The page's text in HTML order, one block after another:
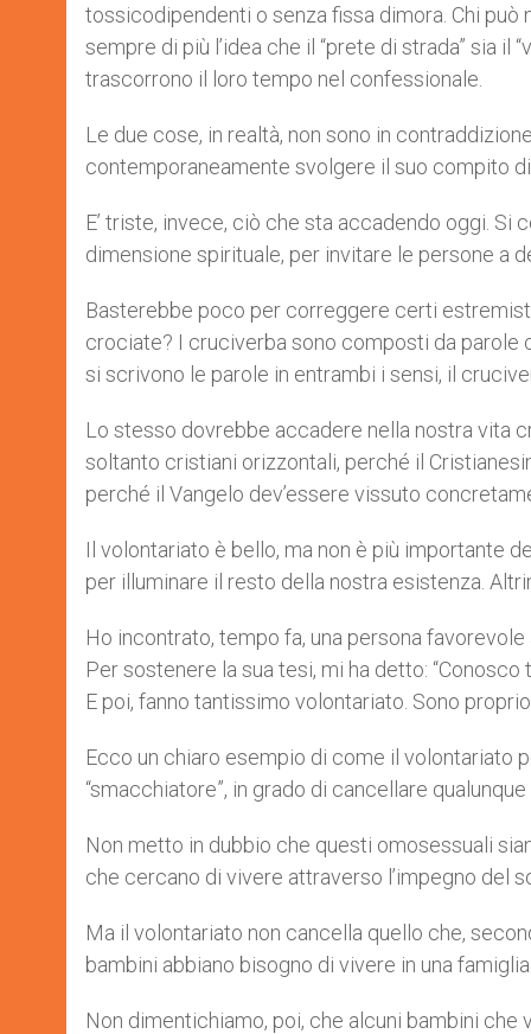
tossicodipendenti o senza fissa dimora. Chi
sempre di più l’idea che il “prete di strada” sia
trascorrono il loro tempo nel confessionale.
Le due cose, in realtà, non sono in
contemporaneamente svolgere il suo compito
E’ triste, invece, ciò che sta accadendo oggi.
dimensione spirituale, per invitare le persone a
Basterebbe poco per correggere certi
crociate? I cruciverba sono composti da parole
si scrivono le parole in entrambi i sensi, il
Lo stesso dovrebbe accadere nella nostra vita
soltanto cristiani orizzontali, perché il
perché il Vangelo dev’essere vissuto
Il volontariato è bello, ma non è più importante
per illuminare il resto della nostra esistenza.
Ho incontrato, tempo fa, una persona
Per sostenere la sua tesi, mi ha detto:
E poi, fanno tantissimo volontariato. Sono
Ecco un chiaro esempio di come il volontariato
“smacchiatore”, in grado di cancellare
Non metto in dubbio che questi omosessuali
che cercano di vivere attraverso l’impegno del
Ma il volontariato non cancella quello che,
bambini abbiano bisogno di vivere in una
Non dimentichiamo, poi, che alcuni bambini